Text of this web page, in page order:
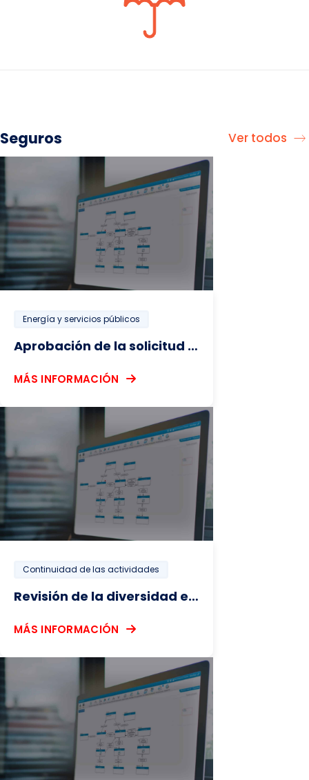
Seguros Ver todos
Energía y servicios públicos
Aprobación de la solicitud de visita in situ
MÁS INFORMACIÓN
Continuidad de las actividades
Revisión de la diversidad en la empresa
MÁS INFORMACIÓN